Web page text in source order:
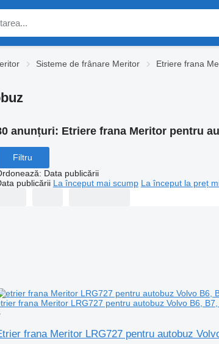
Sisteme de frânare Meritor Etriere frana
anunțuri: Etriere frana Meritor pentru
Filtru
: Data publicării
publicării La început mai scump La început la preț
frana Meritor LRG727 pentru autobuz Volvo B6,
frana Meritor LRG727 pentru autobuz